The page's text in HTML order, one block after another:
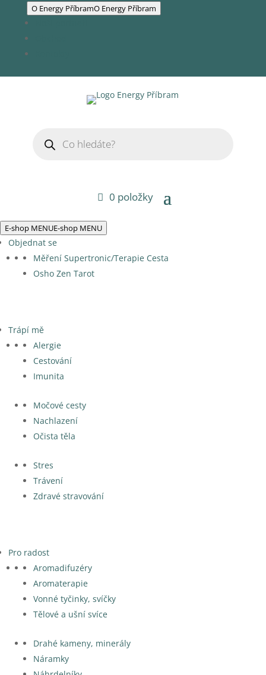
O Energy PříbramO Energy Příbram
search
0 položky
E-shop MENUE-shop MENU
Objednat se
Měření Supertronic/Terapie Cesta
Osho Zen Tarot
Trápí mě
Alergie
Cestování
Imunita
Močové cesty
Nachlazení
Očista těla
Stres
Trávení
Zdravé stravování
Pro radost
Aromadifuzéry
Aromaterapie
Vonné tyčinky, svíčky
Tělové a ušní svíce
Drahé kameny, minerály
Náramky